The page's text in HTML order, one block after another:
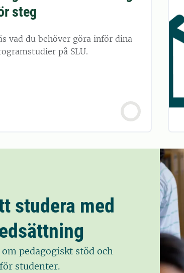
steg
vad du behöver göra inför dina
på SLU.
studera med
pedagogiskt stöd och
studenter.